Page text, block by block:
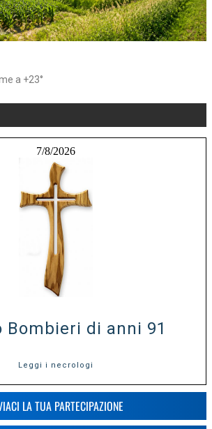
a +23°
7/8/2026
Bombieri di anni 91
Leggi i necrologi
LA TUA PARTECIPAZIONE